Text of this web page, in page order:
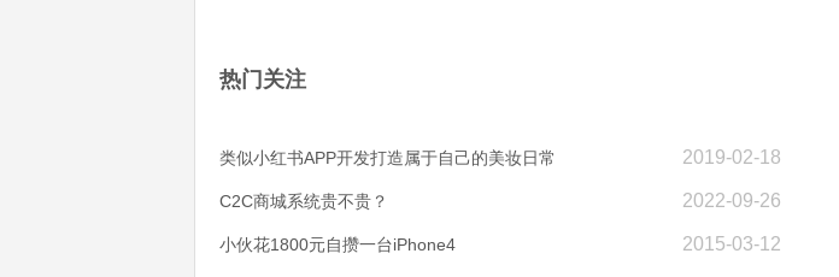
热门关注
2019-02-18
类似小红书APP开发打造属于自己的美妆日常
2022-09-26
C2C商城系统贵不贵？
2015-03-12
小伙花1800元自攒一台iPhone4